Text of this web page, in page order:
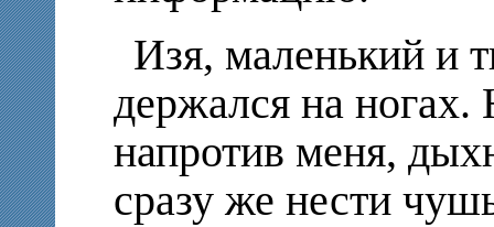
Изя, маленький и
держался на
напротив меня,
сразу же нести